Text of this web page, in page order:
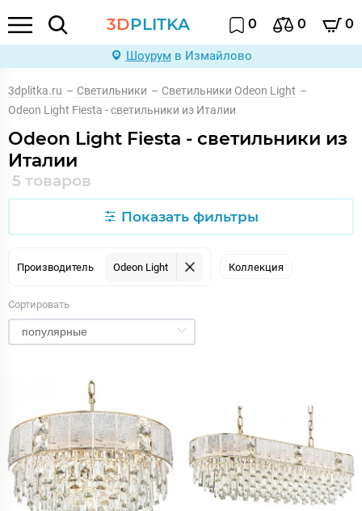
3DPLITKA 0 0 0
Шоурум в Измайлово
3dplitka.ru – Светильники – Светильники Odeon Light –
Odeon Light Fiesta - светильники из Италии
Odeon Light Fiesta - светильники из
Италии
5 товаров
Показать фильтры
Производитель Odeon Light Коллекция
Сортировать